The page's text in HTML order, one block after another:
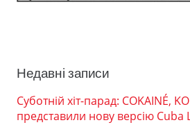
Недавні записи
Суботній хіт-парад: COKAINÉ,
представили нову версію